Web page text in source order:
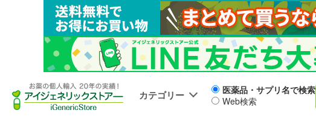
カテゴリー
医薬品・サプリ名で検索
Web検索